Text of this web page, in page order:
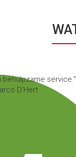
behulpzame service.
D'Hert